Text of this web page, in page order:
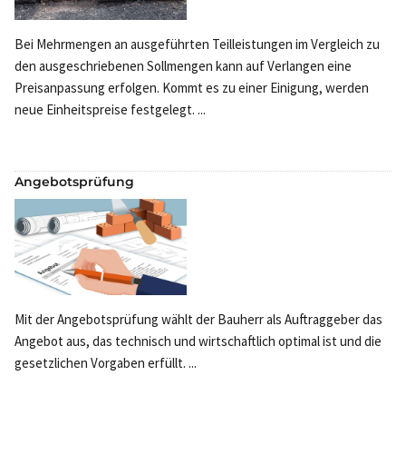
Bei Mehrmengen an ausgeführten Teilleistungen im Vergleich zu
den ausgeschriebenen Sollmengen kann auf Verlangen eine
Preisanpassung erfolgen. Kommt es zu einer Einigung, werden
neue Einheitspreise festgelegt. ...
Angebotsprüfung
Mit der Angebotsprüfung wählt der Bauherr als Auftraggeber das
Angebot aus, das technisch und wirtschaftlich optimal ist und die
gesetzlichen Vorgaben erfüllt. ...